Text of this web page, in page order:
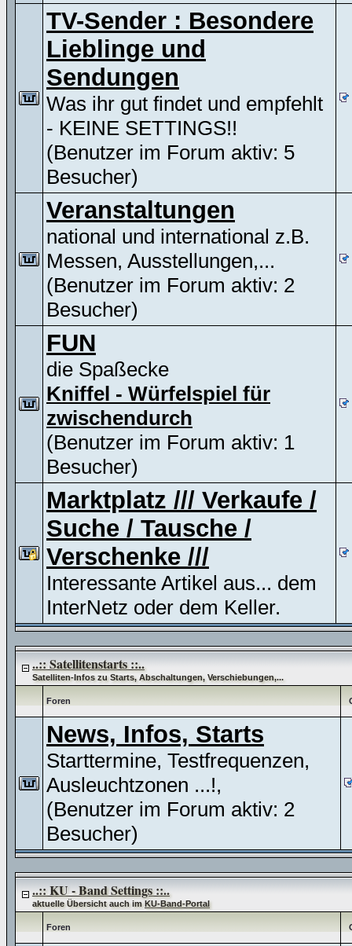
TV-Sender : Besondere
Lieblinge und
Sendungen
Was ihr gut findet und empfehlt
- KEINE SETTINGS!!
(Benutzer im Forum aktiv: 5
Besucher)
Veranstaltungen
national und international z.B.
Messen, Ausstellungen,...
(Benutzer im Forum aktiv: 2
Besucher)
FUN
die Spaßecke
Kniffel - Würfelspiel für
zwischendurch
(Benutzer im Forum aktiv: 1
Besucher)
Marktplatz /// Verkaufe /
Suche / Tausche /
Verschenke ///
Interessante Artikel aus... dem
InterNetz oder dem Keller.
..:: Satellitenstarts ::..
Satelliten-Infos zu Starts, Abschaltungen, Verschiebungen,...
Foren
News, Infos, Starts
Starttermine, Testfrequenzen,
Ausleuchtzonen ...!,
(Benutzer im Forum aktiv: 2
Besucher)
..:: KU - Band Settings ::..
aktuelle Übersicht auch imKU-Band-Portal
Foren